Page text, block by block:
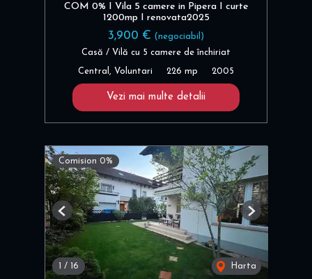
COM 0% I Vila 5 camere in Pipera I curte
1200mp I renovata2025
3,900 € (negociabil)
Casă / Vilă cu 5 camere de închiriat
Central, Voluntari 226 mp 2005
Vezi mai multe detalii
Comision 0%
/ 16 Harta
Previous Next